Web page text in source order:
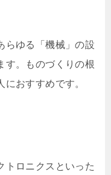
らゆる「機械」の設
す。ものづくりの根
おすすめです。
トロニクスといった